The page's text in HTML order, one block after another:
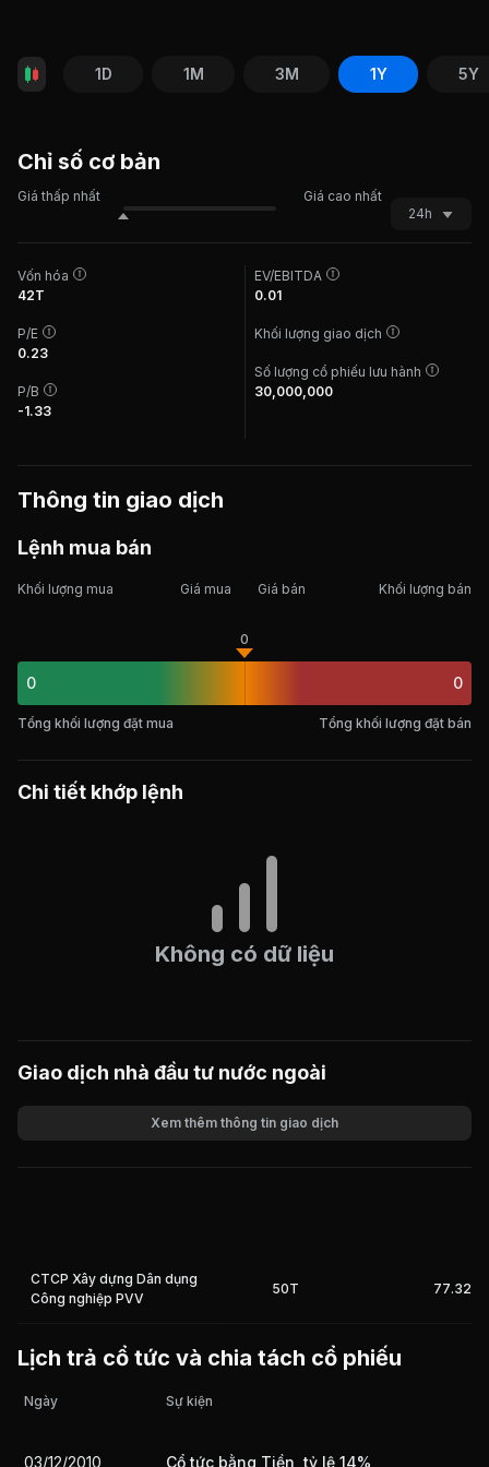
1D 1M 3M 1Y 5Y
Chỉ số cơ bản
Giá thấp nhất
Giá cao nhất
24h
Vốn hóa
42T
P/E
0.23
P/B
-1.33
EV/EBITDA
0.01
Khối lượng giao dịch
Số lượng cổ phiếu lưu hành
30,000,000
Thông tin giao dịch
Lệnh mua bán
Khối lượng mua Giá mua Giá bán Khối lượng bán
0
0
0
Tổng khối lượng đặt mua Tổng khối lượng đặt bán
Chi tiết khớp lệnh
Không có dữ liệu
Giao dịch nhà đầu tư nước ngoài
Xem thêm thông tin giao dịch
CTCP Xây dựng Dân dụng
Công nghiệp PVV
50T 77.32%
Lịch trả cổ tức và chia tách cổ phiếu
Ngày Sự kiện
03/12/2010 Cổ tức bằng Tiền, tỷ lệ 14%